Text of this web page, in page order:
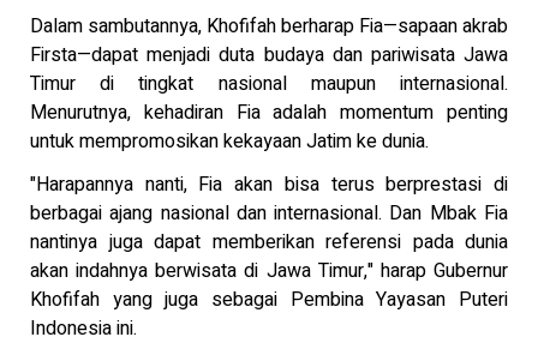
Dalam sambutannya, Khofifah berharap Fia—sapaan akrab
Firsta—dapat menjadi duta budaya dan pariwisata Jawa
Timur di tingkat nasional maupun internasional.
Menurutnya, kehadiran Fia adalah momentum penting
untuk mempromosikan kekayaan Jatim ke dunia.
"Harapannya nanti, Fia akan bisa terus berprestasi di
berbagai ajang nasional dan internasional. Dan Mbak Fia
nantinya juga dapat memberikan referensi pada dunia
akan indahnya berwisata di Jawa Timur," harap Gubernur
Khofifah yang juga sebagai Pembina Yayasan Puteri
Indonesia ini.